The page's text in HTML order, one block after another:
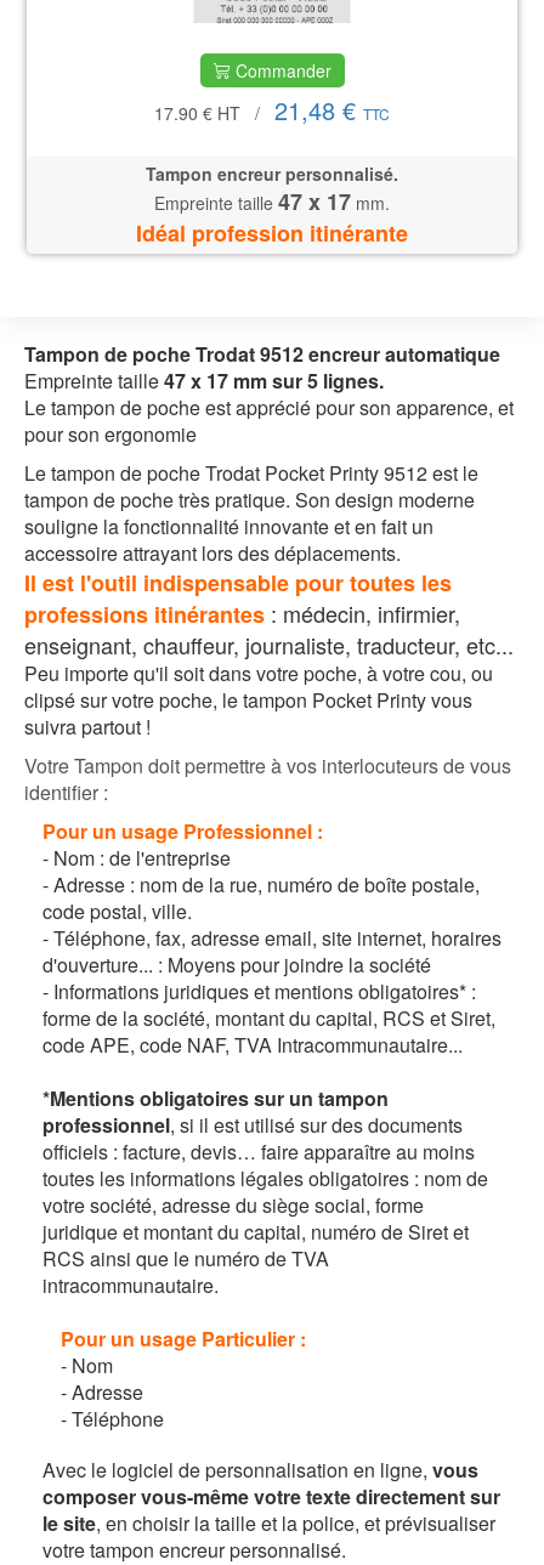
Commander
17.90 € HT / 21,48 € TTC
Tampon encreur personnalisé.
Empreinte taille 47 x 17 mm.
Idéal profession itinérante
Tampon de poche Trodat 9512encreur automatique
Empreinte taille47 x 17 mm sur 5 lignes.
Le tampon de poche est apprécié pour son apparence, et
pour son ergonomie
Le tampon de poche Trodat Pocket Printy 9512 est le
tampon de poche très pratique. Son design moderne
souligne la fonctionnalité innovante et en fait un
accessoire attrayant lors des déplacements.
Il est l'outil indispensable pour toutes les
professions itinérantes : médecin, infirmier,
enseignant, chauffeur, journaliste, traducteur, etc...
Peu importe qu'il soit dans votre poche, à votre cou, ou
clipsé sur votre poche, le tampon Pocket Printy vous
suivra partout !
Votre Tampon doit permettre à vos interlocuteurs de vous
identifier :
Pour un usage Professionnel :
- Nom : de l'entreprise
- Adresse : nom de la rue, numéro de boîte postale,
code postal, ville.
- Téléphone, fax, adresse email, site internet, horaires
d'ouverture... : Moyens pour joindre la société
- Informations juridiques et mentions obligatoires* :
forme de la société, montant du capital, RCS et Siret,
code APE, code NAF, TVA Intracommunautaire...
*Mentions obligatoires sur un tampon
professionnel, si il est utilisé sur des documents
officiels : facture, devis… faire apparaître au moins
toutes les informations légales obligatoires : nom de
votre société, adresse du siège social, forme
juridique et montant du capital, numéro de Siret et
RCS ainsi que le numéro de TVA
intracommunautaire.
Pour un usage Particulier :
- Nom
- Adresse
- Téléphone
Avec le logiciel de personnalisation en ligne, vous
composer vous-même votre texte directement sur
le site, en choisir la taille et la police, et prévisualiser
votre tampon encreur personnalisé.